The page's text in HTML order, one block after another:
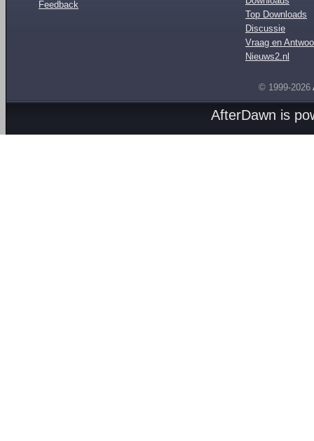
Feedback
Top Downloads
Discussie
Vraag en
Nieuws2.nl
© 1999-2026
AfterDawn is